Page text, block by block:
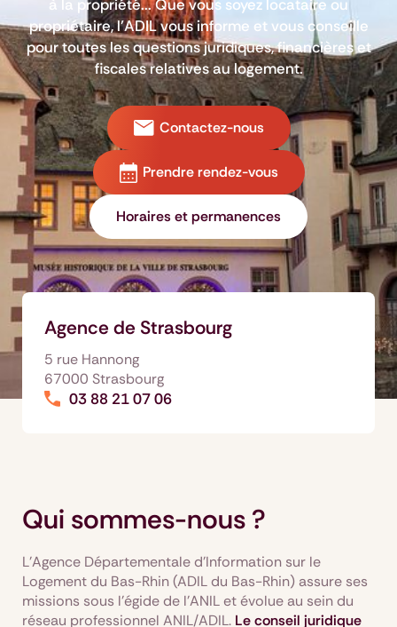
à la propriété... Que vous soyez locataire ou
propriétaire, l’ADIL vous informe et vous conseille
pour toutes les questions juridiques, financières et
fiscales relatives au logement.
Contactez-nous
Prendre rendez-vous
Horaires et permanences
Agence de Strasbourg
5 rue Hannong
67000 Strasbourg
03 88 21 07 06
Qui sommes-nous ?
L’Agence Départementale d’Information sur le
Logement du Bas-Rhin (ADIL du Bas-Rhin) assure ses
missions sous l’égide de l’ANIL et évolue au sein du
réseau professionnel ANIL/ADIL. Le conseil juridique